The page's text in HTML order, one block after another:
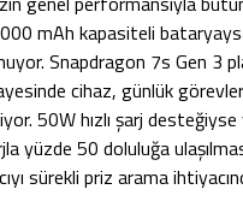
mAh kapasiteli
Snapdragon 7s Gen 3
cihaz, günlük
50W hızlı şarj desteğiyse
yüzde 50 doluluğa
sürekli priz arama